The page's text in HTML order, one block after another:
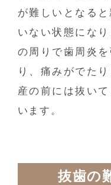
が難しいとなる
いない状態にな
の周りで歯周炎
り、痛みがでた
産の前には抜い
います。
抜歯の